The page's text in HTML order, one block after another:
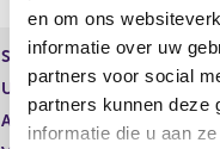
en om ons
informatie over uw
partners voor social
partners kunnen deze
informatie die u aan
Soort effect
Uitgevende instelling
Aantal effecten